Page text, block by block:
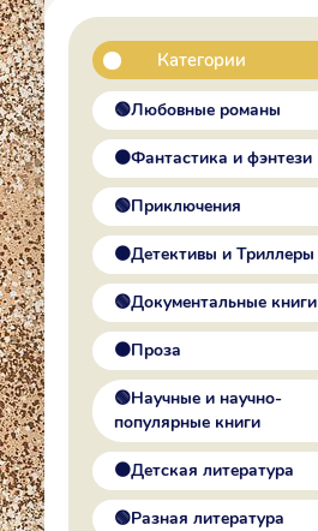
Категории
🟢Любовные романы
🟠Фантастика и фэнтези
🟢Приключения
🟠Детективы и Триллеры
🟢Документальные книги
🟠Проза
🟢Научные и научно-
популярные книги
🟠Детская литература
🟢Разная литература